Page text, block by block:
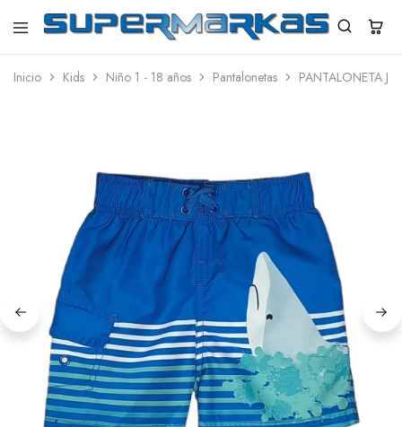
SuperMarkas
Ropa
con
Inicio Kids Niño 1 - 18 años Pantalonetas PANTALONETA